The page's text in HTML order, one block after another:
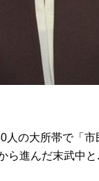
の大所帯で「市
進んだ末武中と